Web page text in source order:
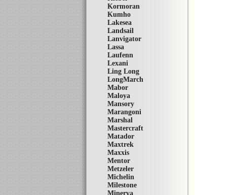
Kormoran
Kumho
Lakesea
Landsail
Lanvigator
Lassa
Laufenn
Lexani
Ling Long
LongMarch
Mabor
Maloya
Mansory
Marangoni
Marshal
Mastercraft
Matador
Maxtrek
Maxxis
Mentor
Metzeler
Michelin
Milestone
Minerva